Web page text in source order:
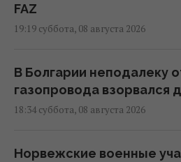
FAZ
19:19 суббота, 08 августа 2026
В Болгарии неподалеку
газопровода взорвался
18:34 суббота, 08 августа 2026
Норвежские военные